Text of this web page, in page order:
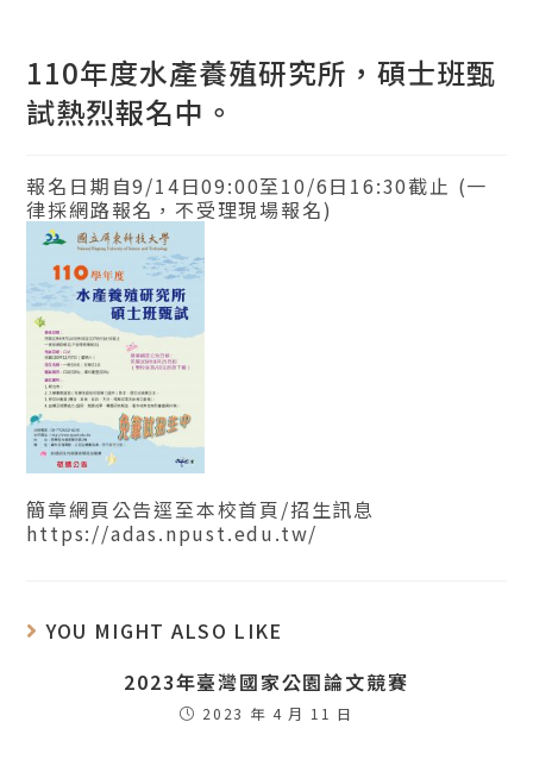
110年度水產養殖研究所，碩士班甄
試熱烈報名中。
報名日期自9/14日09:00至10/6日16:30截止 (一
律採網路報名，不受理現場報名)
簡章網頁公告逕至本校首頁/招生訊息
https://adas.npust.edu.tw/
YOU MIGHT ALSO LIKE
2023年臺灣國家公園論文競賽
2023 年 4 月 11 日